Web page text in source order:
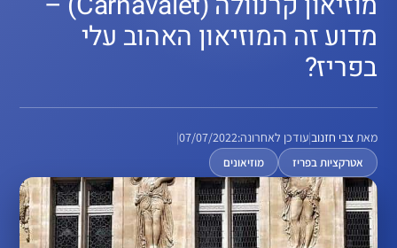
מדוע זה המוזיאון האהוב עלי
בפריז?
מאתצבי חזנוב|עודכן לאחרונה:07/07/2022
|
אטרקציות בפריז מוזיאונים